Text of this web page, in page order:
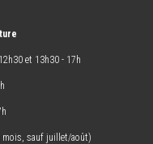
et 13h30 - 17h
mois, sauf juillet/août)